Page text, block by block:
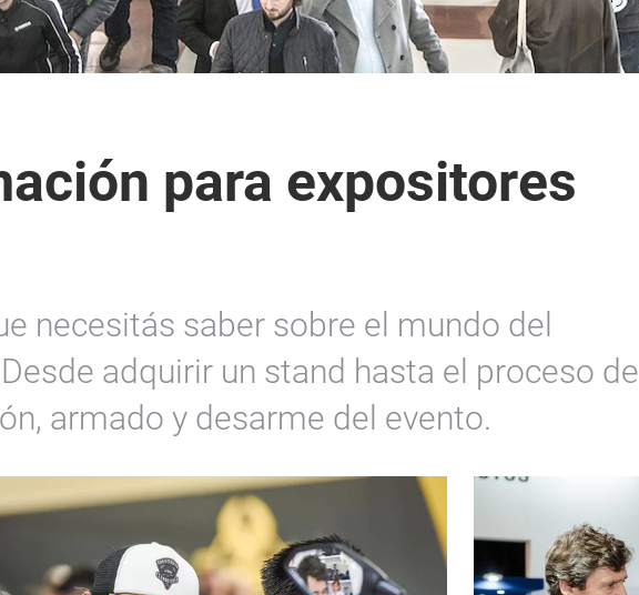
para expositores
necesitás saber sobre el mundo del
adquirir un stand hasta el proceso de
armado y desarme del evento.